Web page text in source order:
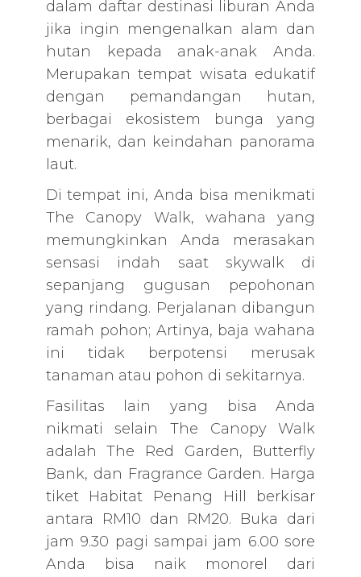
dalam daftar destinasi liburan Anda
jika ingin mengenalkan alam dan
hutan kepada anak-anak Anda.
Merupakan tempat wisata edukatif
dengan pemandangan hutan,
berbagai ekosistem bunga yang
menarik, dan keindahan panorama
laut.
Di tempat ini, Anda bisa menikmati
The Canopy Walk, wahana yang
memungkinkan Anda merasakan
sensasi indah saat skywalk di
sepanjang gugusan pepohonan
yang rindang. Perjalanan dibangun
ramah pohon; Artinya, baja wahana
ini tidak berpotensi merusak
tanaman atau pohon di sekitarnya.
Fasilitas lain yang bisa Anda
nikmati selain The Canopy Walk
adalah The Red Garden, Butterfly
Bank, dan Fragrance Garden. Harga
tiket Habitat Penang Hill berkisar
antara RM10 dan RM20. Buka dari
jam 9.30 pagi sampai jam 6.00 sore
Anda bisa naik monorel dari